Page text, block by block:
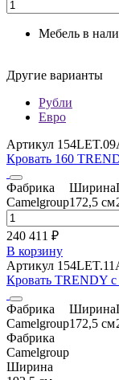
Мебель в
Другие варианты
Рубли
Евро
Артикул
Кровать 160
Фабрика
Camelgroup
Ширина
172,5 см
240 411 ₽
В корзину
Артикул
Кровать TRENDY
Фабрика
Camelgroup
Ширина
172,5 см
Фабрика
Camelgroup
Ширина